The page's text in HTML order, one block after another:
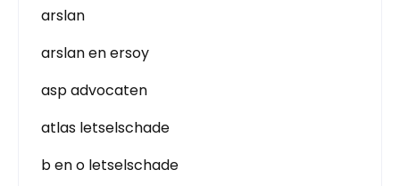
arslan
arslan en ersoy
asp advocaten
atlas letselschade
b en o letselschade